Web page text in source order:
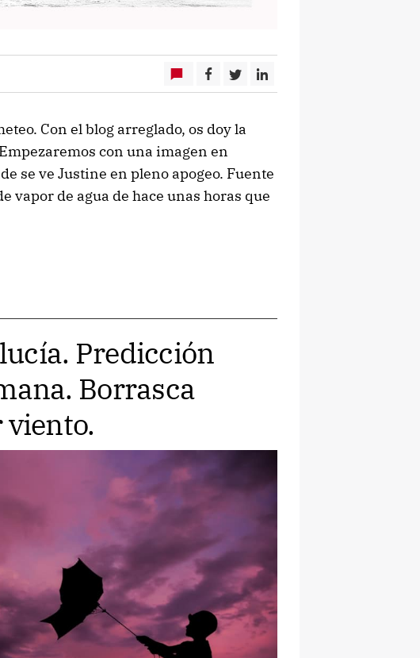
Con el blog arreglado, os doy la
con una imagen en
se ve Justine en pleno apogeo. Fuente
de agua de hace unas horas que
Predicción
Borrasca
viento.